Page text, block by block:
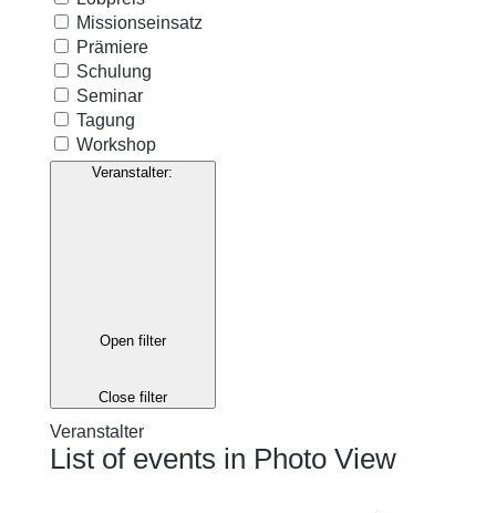
Missionseinsatz
Prämiere
Schulung
Seminar
Tagung
Workshop
Veranstalter:
Open filter
Close filter
Veranstalter
List of events in Photo View